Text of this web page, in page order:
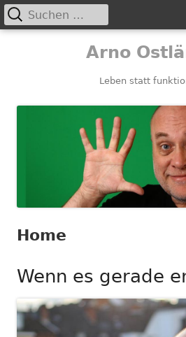
Arno
Leben statt
Primäres
Suchen
nach:
Home
Wenn es gerade